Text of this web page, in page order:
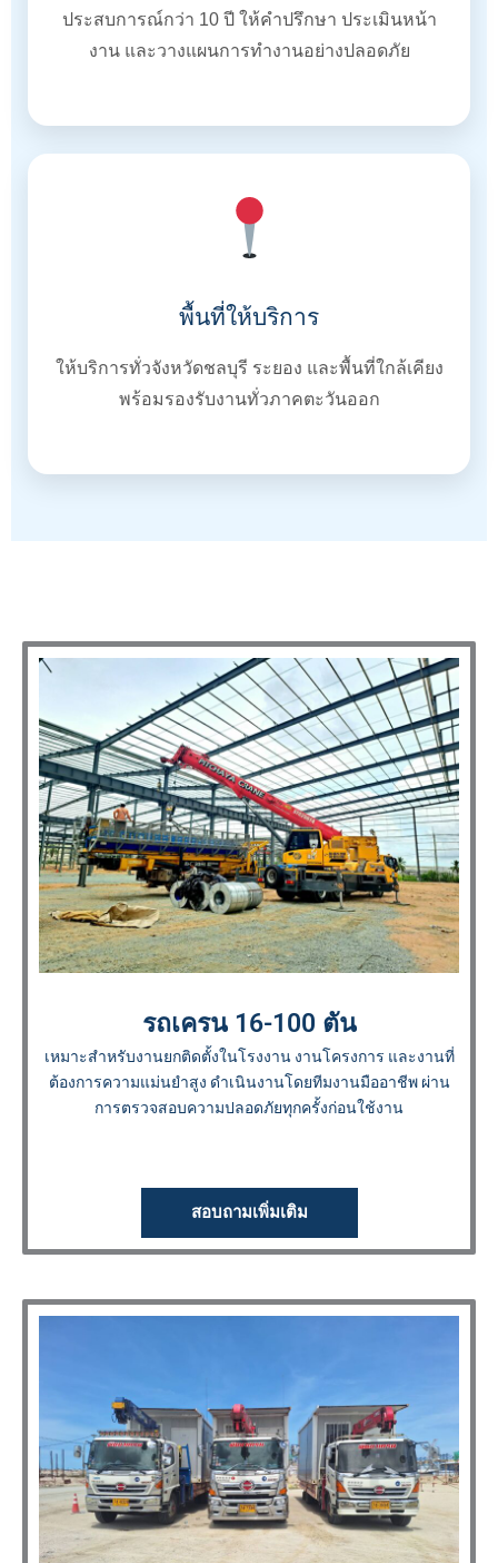
ประสบการณ์กว่า 10 ปี ให้คำปรึกษา ประเมินหน้า
งาน และวางแผนการทำงานอย่างปลอดภัย
พื้นที่ให้บริการ
ให้บริการทั่วจังหวัดชลบุรี ระยอง และพื้นที่ใกล้เคียง
พร้อมรองรับงานทั่วภาคตะวันออก
รถเครน 16-100 ตัน
เหมาะสำหรับงานยกติดตั้งในโรงงาน งานโครงการ และงานที่
ต้องการความแม่นยำสูง ดำเนินงานโดยทีมงานมืออาชีพ ผ่าน
การตรวจสอบความปลอดภัยทุกครั้งก่อนใช้งาน
สอบถามเพิ่มเติม